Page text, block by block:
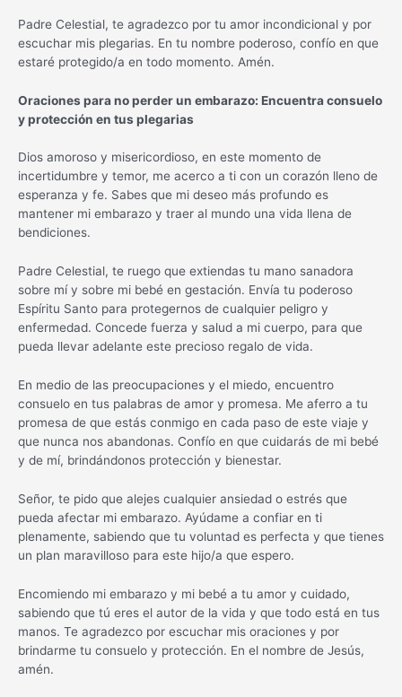
Padre Celestial, te agradezco por tu amor incondicional y por
escuchar mis plegarias. En tu nombre poderoso, confío en que
estaré protegido/a en todo momento. Amén.
Oraciones para no perder un embarazo: Encuentra consuelo
y protección en tus plegarias
Dios amoroso y misericordioso, en este momento de
incertidumbre y temor, me acerco a ti con un corazón lleno de
esperanza y fe. Sabes que mi deseo más profundo es
mantener mi embarazo y traer al mundo una vida llena de
bendiciones.
Padre Celestial, te ruego que extiendas tu mano sanadora
sobre mí y sobre mi bebé en gestación. Envía tu poderoso
Espíritu Santo para protegernos de cualquier peligro y
enfermedad. Concede fuerza y salud a mi cuerpo, para que
pueda llevar adelante este precioso regalo de vida.
En medio de las preocupaciones y el miedo, encuentro
consuelo en tus palabras de amor y promesa. Me aferro a tu
promesa de que estás conmigo en cada paso de este viaje y
que nunca nos abandonas. Confío en que cuidarás de mi bebé
y de mí, brindándonos protección y bienestar.
Señor, te pido que alejes cualquier ansiedad o estrés que
pueda afectar mi embarazo. Ayúdame a confiar en ti
plenamente, sabiendo que tu voluntad es perfecta y que tienes
un plan maravilloso para este hijo/a que espero.
Encomiendo mi embarazo y mi bebé a tu amor y cuidado,
sabiendo que tú eres el autor de la vida y que todo está en tus
manos. Te agradezco por escuchar mis oraciones y por
brindarme tu consuelo y protección. En el nombre de Jesús,
amén.